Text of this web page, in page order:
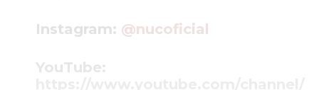
Instagram: @nucoficial
YouTube: